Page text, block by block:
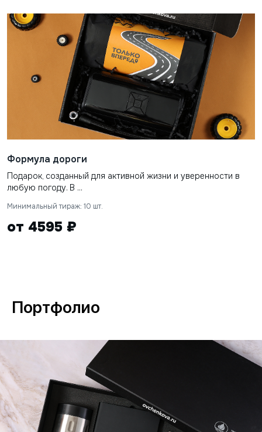
Формула дороги
Подарок, созданный для активной жизни и уверенности в
любую погоду. В ...
Минимальный тираж: 10 шт.
от 4595 ₽
Портфолио